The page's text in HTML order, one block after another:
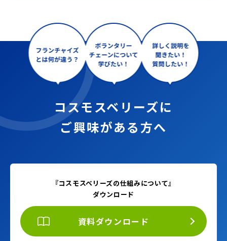
コスモスベリーズに
ご興味がある方へ
『コスモスベリーズの仕組みについて』
ダウンロード
資料ダウンロード